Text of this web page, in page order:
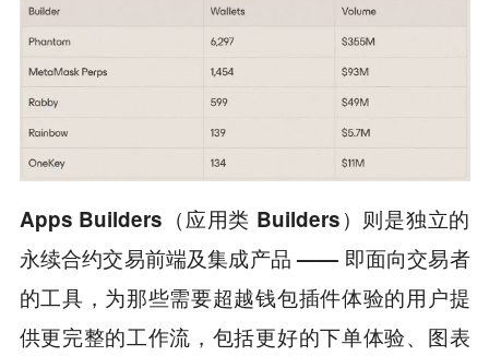
Apps Builders（应用类 Builders）则是独立的
永续合约交易前端及集成产品 —— 即面向交易者
的工具，为那些需要超越钱包插件体验的用户提
供更完整的工作流，包括更好的下单体验、图表